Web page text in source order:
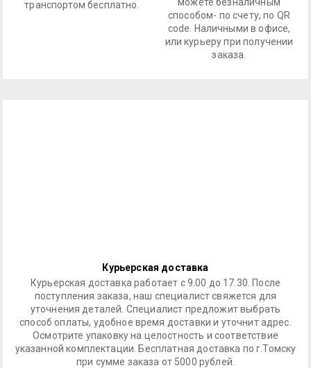
транспортом бесплатно.
способом- по счету, по QR
code. Наличными в офисе,
или курьеру при получении
заказа.
Курьерская доставка
Курьерская доставка работает с 9.00 до 17.30. После
поступления заказа, наш специалист свяжется для
уточнения деталей. Специалист предложит выбрать
способ оплаты, удобное время доставки и уточнит адрес.
Осмотрите упаковку на целостность и соответствие
указанной комплектации. Бесплатная доставка по г.Томску
при сумме заказа от 5000 рублей.